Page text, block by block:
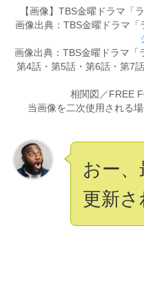
【画像】TBS金曜ドラマ「
画像出典：TBS金曜ドラマ「
画像出典：TBS金曜ドラマ「
第4話・第5話・第6話・第7
相関図／FREE
当画像を二次使用される
おー、
更新